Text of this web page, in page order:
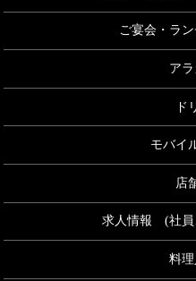
ご宴会・ラ
ア
ド
モバイ
店
求人情報 (社員
料